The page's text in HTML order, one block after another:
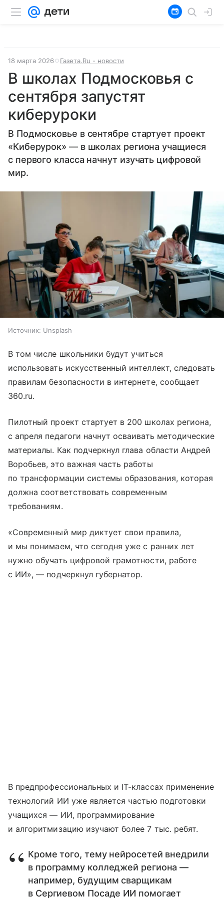
18 марта 2026 Газета.Ru - новости
В школах Подмосковья с
сентября запустят
киберуроки
В Подмосковье в сентябре стартует проект
«Киберурок» — в школах региона учащиеся
с первого класса начнут изучать цифровой
мир.
Источник: Unsplash
В том числе школьники будут учиться
использовать искусственный интеллект, следовать
правилам безопасности в интернете, сообщает
360.ru.
Пилотный проект стартует в 200 школах региона,
с апреля педагоги начнут осваивать методические
материалы. Как подчеркнул глава области Андрей
Воробьев, это важная часть работы
по трансформации системы образования, которая
должна соответствовать современным
требованиям.
«Современный мир диктует свои правила,
и мы понимаем, что сегодня уже с ранних лет
нужно обучать цифровой грамотности, работе
с ИИ», — подчеркнул губернатор.
В предпрофессиональных и IT-классах применение
технологий ИИ уже является частью подготовки
учащихся — ИИ, программирование
и алгоритмизацию изучают более 7 тыс. ребят.
Кроме того, тему нейросетей внедрили
в программу колледжей региона —
например, будущим сварщикам
в Сергиевом Посаде ИИ помогает